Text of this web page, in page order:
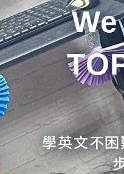
學英文不